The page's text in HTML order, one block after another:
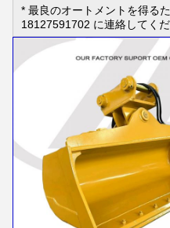
* 最良のオートメントを得る
18127591702 に連絡してく